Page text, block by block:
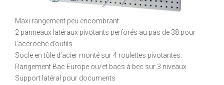
Maxi rangement peu encombrant
2 panneaux latéraux pivotants perforés au pas de 38 pour
l’accroche d’outils.
Socle en tôle d’acier monté sur 4 roulettes pivotantes.
Rangement Bac Europe ou/et bacs à bec sur 3 niveaux
Support latéral pour documents